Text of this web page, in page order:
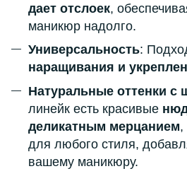
дает отслоек,
маникюр надолго.
Универсальность:
наращивания и
Натуральные оттенки с
линейк есть красивые
деликатным мерцанием,
для любого стиля,
вашему маникюру.